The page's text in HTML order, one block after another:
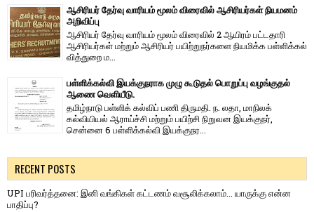
ஆசிரியர் தேர்வு வாரியம் மூலம் விரைவில் ஆசிரியர்கள் நியமனம்
அறிவிப்பு
ஆசிரியர் தேர்வு வாரி​யம் மூலம் விரை​வில் 2 ஆயிரம் பட்​ட​தாரி
ஆசிரியர்​கள் மற்​றும் ஆசிரியர் பயிற்றுநர்​களை நியமிக்க பள்​ளிக்​கல்​
வித்​துறை ம...
பள்ளிக்கல்வி இயக்குநராக முழு கூடுதல் பொறுப்பு வழங்குதல்
ஆணை வெளியீடு.
தமிழ்நாடு பள்ளிக் கல்விப் பணி திருமதி. ந. லதா, மாநிலக்
கல்வியியல் ஆராய்ச்சி மற்றும் பயிற்சி நிறுவன இயக்குநர்,
சென்னை 6 பள்ளிக்கல்வி இயக்குநர...
RECENT POSTS
UPI பரிவர்த்தனை: இனி வங்கிகள் கட்டணம் வசூலிக்கலாம்... யாருக்கு என்ன
பாதிப்பு?